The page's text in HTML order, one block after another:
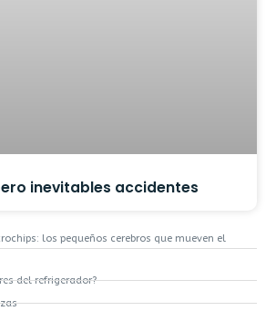
inevitables accidentes
los pequeños cerebros que mueven el
del refrigerador?